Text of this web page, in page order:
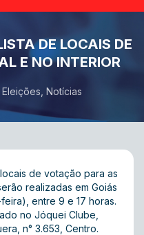
DE LOCAIS DE
E NO INTERIOR
Eleições Notícias
de votação para as
realizadas em Goiás
entre 9 e 17 horas.
no Jóquei Clube,
n° 3.653, Centro.